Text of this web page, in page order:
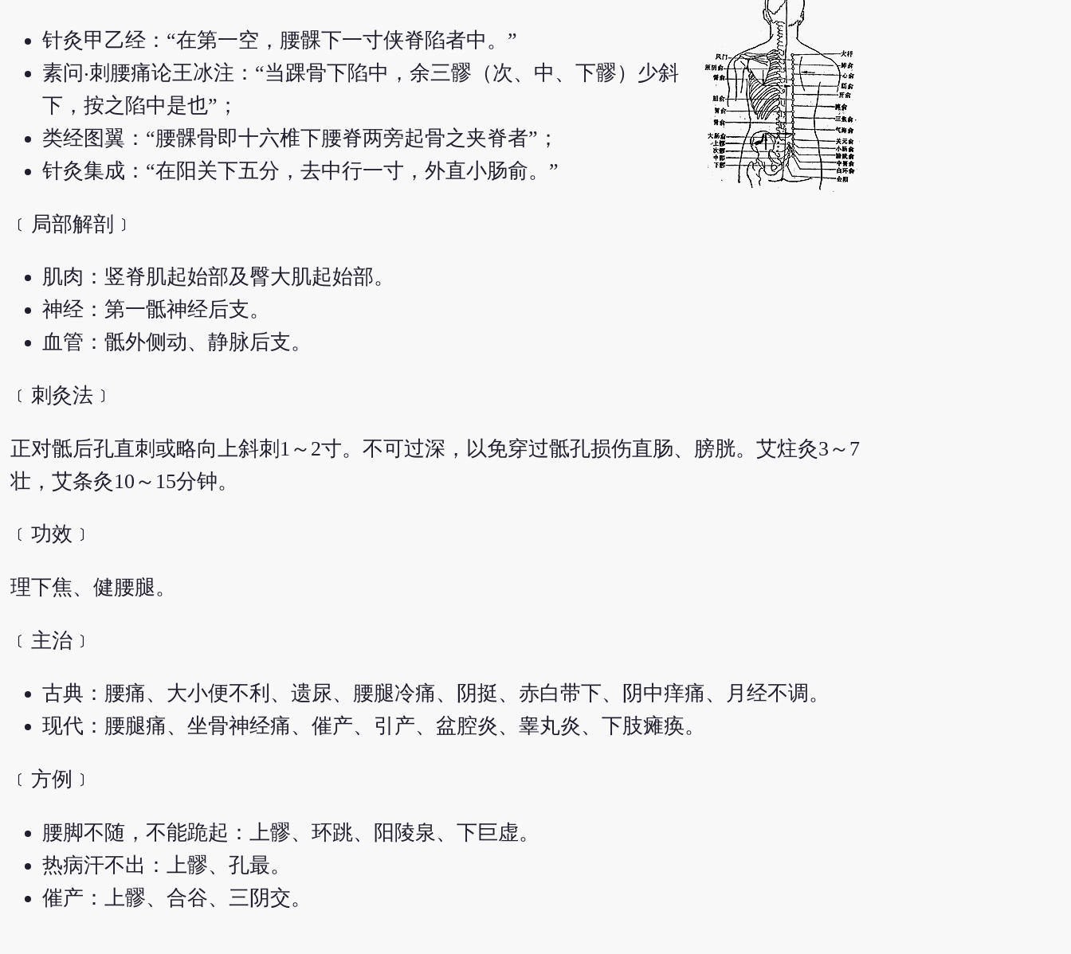
针灸甲乙经：“在第一空，腰髁下一寸侠脊陷者中。”
素问‧刺腰痛论王冰注：“当踝骨下陷中，余三髎（次、中、下髎）少斜
下，按之陷中是也”；
类经图翼：“腰髁骨即十六椎下腰脊两旁起骨之夹脊者”；
针灸集成：“在阳关下五分，去中行一寸，外直小肠俞。”
﹝局部解剖﹞
肌肉：竖脊肌起始部及臀大肌起始部。
神经：第一骶神经后支。
血管：骶外侧动、静脉后支。
﹝刺灸法﹞
正对骶后孔直刺或略向上斜刺1～2寸。不可过深，以免穿过骶孔损伤直肠、膀胱。艾炷灸3～7
壮，艾条灸10～15分钟。
﹝功效﹞
理下焦、健腰腿。
﹝主治﹞
古典：腰痛、大小便不利、遗尿、腰腿冷痛、阴挺、赤白带下、阴中痒痛、月经不调。
现代：腰腿痛、坐骨神经痛、催产、引产、盆腔炎、睾丸炎、下肢瘫痪。
﹝方例﹞
腰脚不随，不能跪起：上髎、环跳、阳陵泉、下巨虚。
热病汗不出：上髎、孔最。
催产：上髎、合谷、三阴交。